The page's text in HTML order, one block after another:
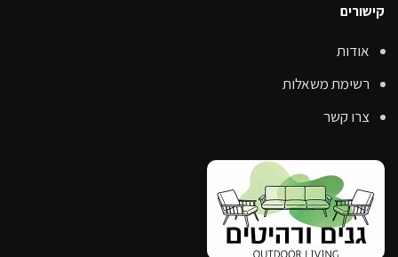
קישורים
אודות
רשימת משאלות
צרו קשר